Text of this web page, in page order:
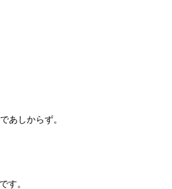
あしからず。
す。